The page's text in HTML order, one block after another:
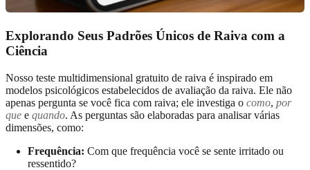
Explorando Seus Padrões Únicos de Raiva com a
Ciência
Nosso teste multidimensional gratuito de raiva é inspirado em
modelos psicológicos estabelecidos de avaliação da raiva. Ele não
apenas pergunta se você fica com raiva; ele investiga o como, por
que e quando. As perguntas são elaboradas para analisar várias
dimensões, como:
Frequência: Com que frequência você se sente irritado ou
ressentido?